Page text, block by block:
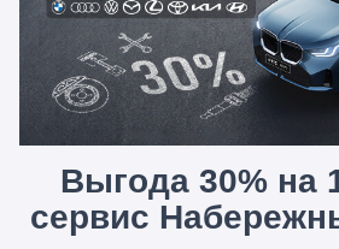
Выгода 30% на
сервис